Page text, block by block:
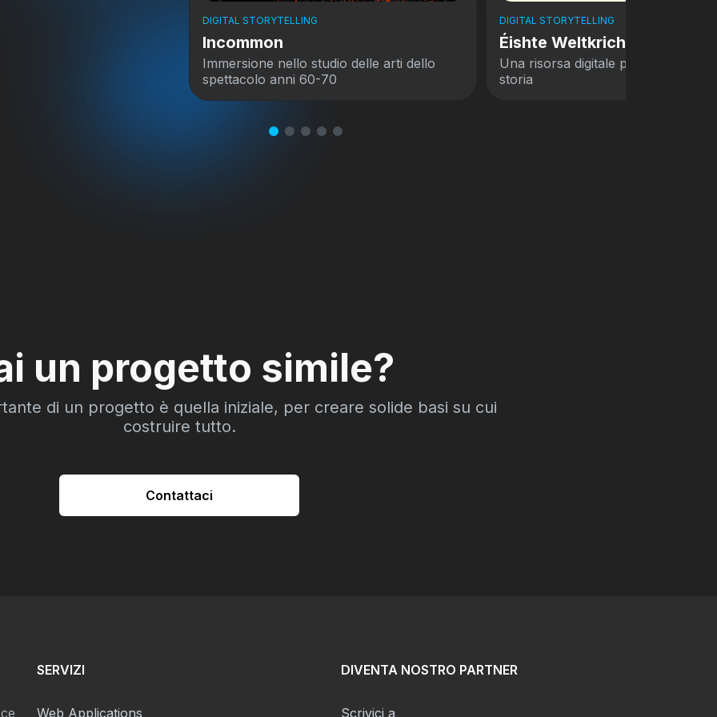
DIGITAL STORYTELLING
Éishte Weltkrich
Una risorsa digitale per immergersi nella
storia
DIGITAL STORYTELLING
BGL - L’Histoire d’un siècle
Un sito per la mostra digitale “BGL
storia di un secolo”
un progetto simile?
di un progetto è quella iniziale, per creare solide basi su cui
costruire tutto.
Contattaci
SERVIZI
Web Applications
DIVENTA NOSTRO PARTNER
Scrivici a